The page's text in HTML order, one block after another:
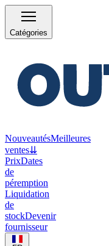
Catégories
NouveautésMeilleures
ventes⇊
PrixDates
de
péremption
Liquidation
de
stockDevenir
fournisseur